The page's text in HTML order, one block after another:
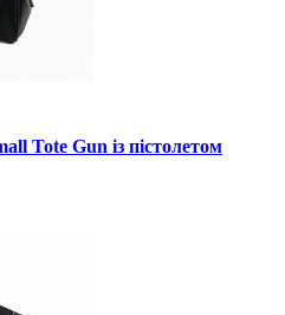
Tote Gun із пістолетом